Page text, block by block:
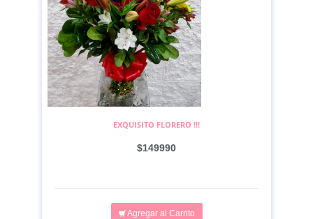
EXQUISITO FLORERO !!!
$149990
Agregar al Carrito